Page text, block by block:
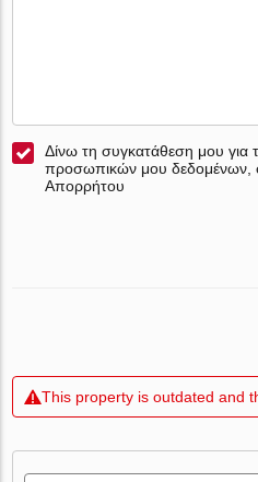
Δίνω τη συγκατάθεση μου για
προσωπικών μου δεδομένων,
Απορρήτου
This property is outdated and